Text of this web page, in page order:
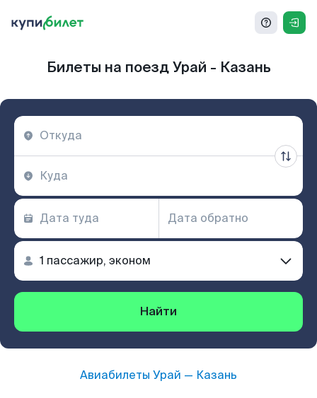
Билеты на поезд Урай - Казань
Найти
Авиабилеты Урай — Казань